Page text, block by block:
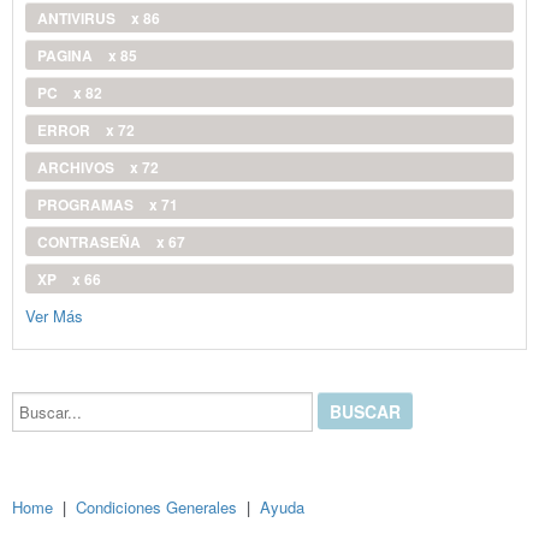
ANTIVIRUS
x 86
PAGINA
x 85
PC
x 82
ERROR
x 72
ARCHIVOS
x 72
PROGRAMAS
x 71
CONTRASEÑA
x 67
XP
x 66
Ver Más
Buscar...
Home | Condiciones Generales | Ayuda